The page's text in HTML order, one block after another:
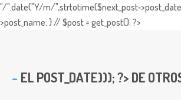
"/".date("Y/m/",strtotime($next_post-
>post_name; } // $post = get_post(); ?>
EL POST_DATE))); ?> DE